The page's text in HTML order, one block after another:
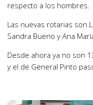
respecto a los hombres.
Las nuevas rotarias son
Sandra Bueno y Ana
Desde ahora ya no son
y el de General Pinto